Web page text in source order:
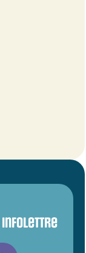
infolettre